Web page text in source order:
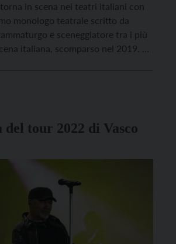
in scena nei teatri italiani con
monologo teatrale scritto da
e sceneggiatore tra i più
italiana, scomparso nel 2019. La
del tour 2022 di Vasco